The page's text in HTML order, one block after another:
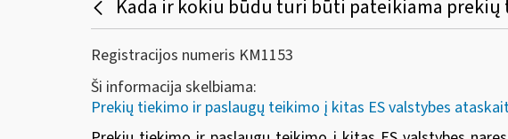
Kada ir kokiu būdu turi būti pateikiama prekių
Registracijos numeris KM1153
Ši informacija skelbiama:
Prekių tiekimo ir paslaugų teikimo į kitas ES valstybes